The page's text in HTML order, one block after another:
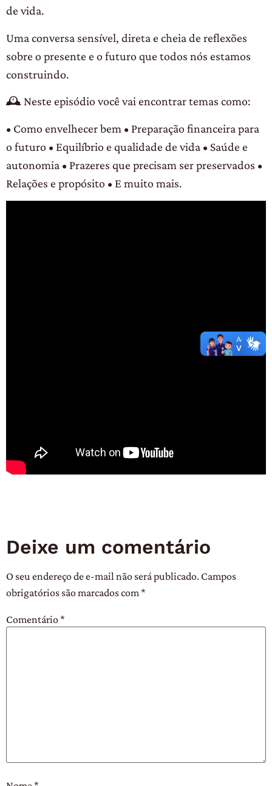
de vida.
Uma conversa sensível, direta e cheia de reflexões
sobre o presente e o futuro que todos nós estamos
construindo.
🕰️ Neste episódio você vai encontrar temas como:
• Como envelhecer bem • Preparação financeira para
o futuro • Equilíbrio e qualidade de vida • Saúde e
autonomia • Prazeres que precisam ser preservados •
Relações e propósito • E muito mais.
Deixe um comentário
O seu endereço de e-mail não será publicado. Campos
obrigatórios são marcados com*
Comentário*